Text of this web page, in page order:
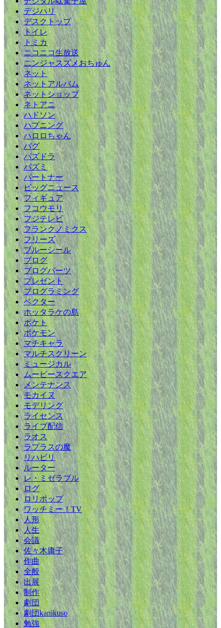
デジハリ
デスクトップ
トイレ
トミカ
ニコニコ生放送
ニンジャスズメおちゅん
ネット
ネットアルバム
ネットショップ
ネトアニ
ハドソン
ハプニング
ハロロちゃん
バグ
パズドラ
パズミ
パートナー
ビッグニュース
フィギュア
フコウモリ
フジテレビ
フランクノミクス
フリーズ
ブルーシール
ブログ
ブログパーツ
プレゼント
プログラミング
ベクター
ホッタラケの島
ポケト
ポケモン
マチキャラ
マルチスクリーン
ミュージカル
ムービースクエア
メンテナンス
モカイヌ
モデリング
ライセンス
ライブ配信
ラオス
ラプラスの魔
リハビリ
ルーター
レ・ミゼラブル
ログ
ロリポップ
ワッチミー！TV
人形
人生
会議
佐々木庸子
作曲
全般
出展
制作
劇団
劇団kanikuso
勉強